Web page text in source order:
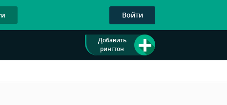
Войти
Добавить
рингтон